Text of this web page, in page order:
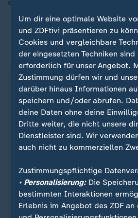
einplanen, so Lütke Lanfer.
Erholung von der Arbeit
Das kann beim
In den Pausen das Gegenteil
Arbeitsalltag machen: Wer
spazieren. Wer viel auf den
ist, sollte diese einfach mal
Nach der Arbeit eine Pause
Sport und körperlicher
Stresshormone
Tagebuch schreiben hilft,
Kopf zu bringen.
Um dir eine optimale Website
und ZDFtivi präsentieren zu
Cookies und vergleichbare
der eingesetzten Techniken
erforderlich für unser Angebot.
Zustimmung dürfen wir und
darüber hinaus Informationen
speichern und/oder abrufen.
deine Daten ohne deine
Dritte weiter, die nicht unsere
Dienstleister sind. Wir
auch nicht zu kommerziellen
Zustimmungspflichtige
• Personalisierung:Die
bestimmten Interaktionen
Erlebnis im Angebot des ZDF an